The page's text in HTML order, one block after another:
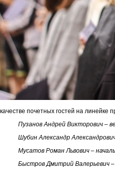
почетных гостей на линейке
Пузанов Андрей Викторович –
Шубин Александр
Мусатов Роман Львович –
Быстров Дмитрий Валерьевич